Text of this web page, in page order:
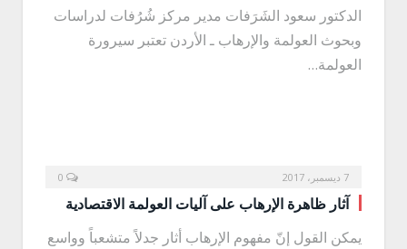
الدكتور سعود الشَرَفات مدير مركز شُرُفات لدراسات
وبحوث العولمة والإرهاب ـ الأردن تعتبر سيرورة
العولمة…
7 ديسمبر، 2017
آثار ظاهرة الإرهاب على آليات العولمة الاقتصادية
يمكن القول إنّ مفهوم الإرهاب أثار جدلاً متشعباً وواسع